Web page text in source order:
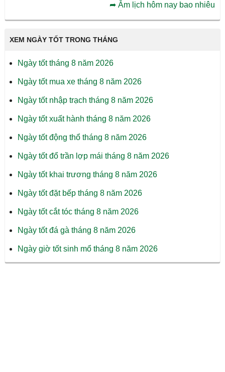
➦Âm lịch hôm nay bao nhiêu
XEM NGÀY TỐT TRONG THÁNG
Ngày tốt tháng 8 năm 2026
Ngày tốt mua xe tháng 8 năm 2026
Ngày tốt nhập trạch tháng 8 năm 2026
Ngày tốt xuất hành tháng 8 năm 2026
Ngày tốt động thổ tháng 8 năm 2026
Ngày tốt đổ trần lợp mái tháng 8 năm 2026
Ngày tốt khai trương tháng 8 năm 2026
Ngày tốt đặt bếp tháng 8 năm 2026
Ngày tốt cắt tóc tháng 8 năm 2026
Ngày tốt đá gà tháng 8 năm 2026
Ngày giờ tốt sinh mổ tháng 8 năm 2026